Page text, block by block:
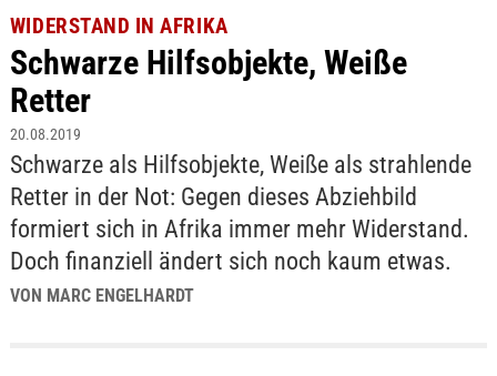
WIDERSTAND IN AFRIKA
Schwarze Hilfsobjekte, Weiße
Retter
20.08.2019
Schwarze als Hilfsobjekte, Weiße als strahlende
Retter in der Not: Gegen dieses Abziehbild
formiert sich in Afrika immer mehr Widerstand.
Doch finanziell ändert sich noch kaum etwas.
VON MARC ENGELHARDT